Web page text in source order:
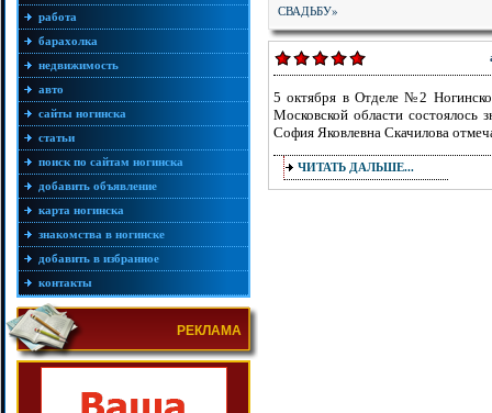
работа
барахолка
недвижимость
авто
сайты ногинска
статьи
поиск по сайтам ногинска
добавить объявление
карта ногинска
знакомства в ногинске
добавить в избранное
контакты
РЕКЛАМА
СВАДЬБУ»
5 октября в Отделе №2
Московской области
София Яковлевна Скачилова
ЧИТАТЬ ДАЛЬШЕ...